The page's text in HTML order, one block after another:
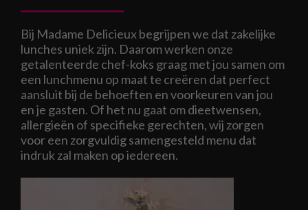
Bij Madame Delicieux begrijpen we dat zakelijke
lunches uniek zijn. Daarom werken onze
getalenteerde chef-koks graag met jou samen om
een lunchmenu op maat te creëren dat perfect
aansluit bij de behoeften en voorkeuren van jou
en je gasten. Of het nu gaat om dieetwensen,
allergieën of specifieke gerechten, wij zorgen
voor een zorgvuldig samengesteld menu dat
indruk zal maken op iedereen.